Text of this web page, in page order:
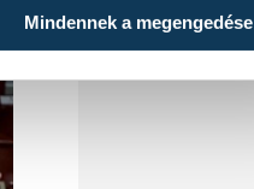
Mindennek a megengedése